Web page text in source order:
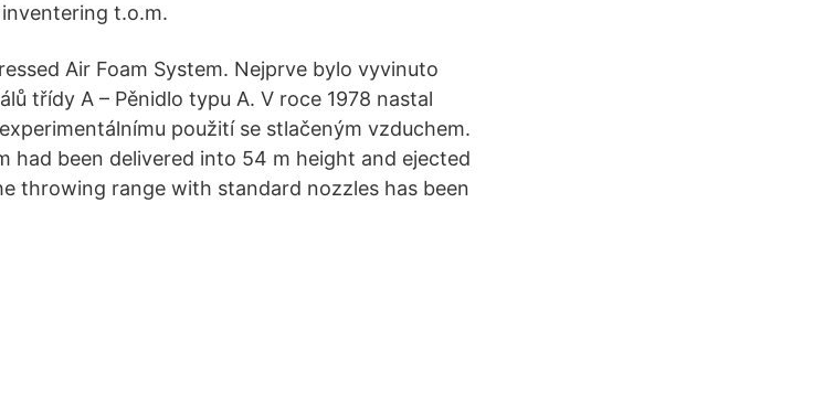
t.o.m.
Air Foam System. Nejprve bylo vyvinuto
třídy A – Pěnidlo typu A. V roce 1978 nastal
použití se stlačeným vzduchem.
had been delivered into 54 m height and ejected
throwing range with standard nozzles has been